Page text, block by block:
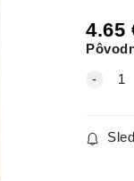
4.65